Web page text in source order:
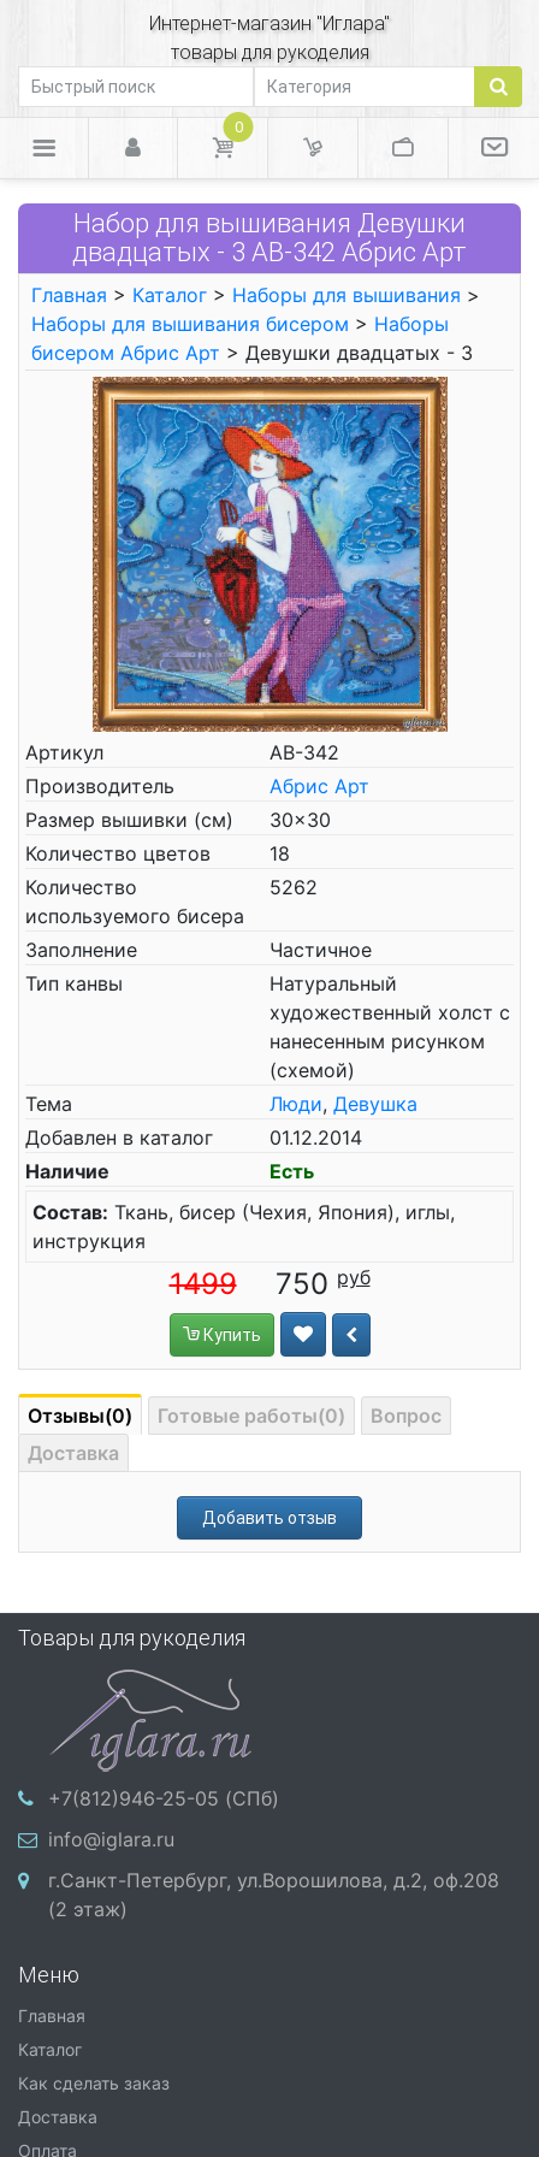
Интернет-магазин "Иглара"
товары для рукоделия
0
Набор для вышивания Девушки
двадцатых - 3 АВ-342 Абрис Арт
Главная > Каталог > Наборы для вышивания >
Наборы для вышивания бисером > Наборы
бисером Абрис Арт > Девушки двадцатых - 3
Артикул
АВ-342
Производитель
Абрис Арт
Размер вышивки (см)
30x30
Количество цветов
18
Количество
используемого бисера
5262
Заполнение
Частичное
Тип канвы
Натуральный
художественный холст с
нанесенным рисунком
(схемой)
Тема
Люди, Девушка
Добавлен в каталог
01.12.2014
Наличие
Есть
Состав: Ткань, бисер (Чехия, Япония), иглы,
инструкция
1499 750
Купить
Отзывы(0) Готовые работы(0)
Вопрос
Доставка
Добавить отзыв
Товары для рукоделия
+7(812)946-25-05 (СПб)
info@iglara.ru
г.Санкт-Петербург, ул.Ворошилова, д.2, оф.208
(2 этаж)
Меню
Главная
Каталог
Как сделать заказ
Доставка
Оплата